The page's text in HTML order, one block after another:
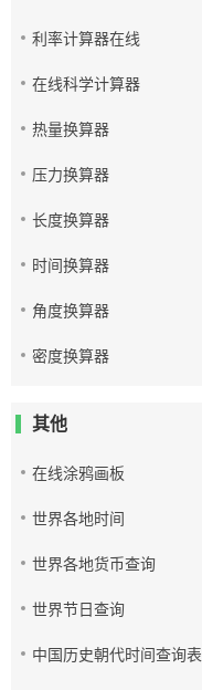
利率计算器在线
在线科学计算器
热量换算器
压力换算器
长度换算器
时间换算器
角度换算器
密度换算器
其他
在线涂鸦画板
世界各地时间
世界各地货币查询
世界节日查询
中国历史朝代时间查询表